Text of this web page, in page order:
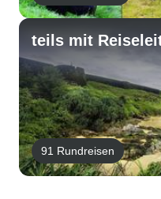
teils mit
91 Rundreisen